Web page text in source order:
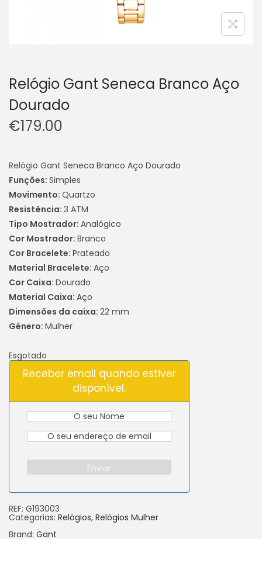
Relógio Gant Seneca Branco Aço
Dourado
€179.00
Relógio Gant Seneca Branco Aço Dourado
Funções: Simples
Movimento: Quartzo
Resistência: 3 ATM
Tipo Mostrador: Analógico
Cor Mostrador: Branco
Cor Bracelete: Prateado
Material Bracelete: Aço
Cor Caixa: Dourado
Material Caixa: Aço
Dimensões da caixa: 22 mm
Género: Mulher
Esgotado
Receber email quando estiver
disponível.
Enviar
REF: G193003
Categorias: Relógios, Relógios Mulher
Brand: Gant